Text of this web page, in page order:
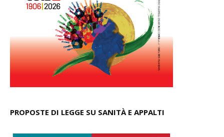
PROPOSTE DI LEGGE SU SANITÀ E APPALTI